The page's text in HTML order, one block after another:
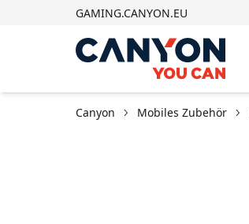
GAMING.CANYON.EU
Canyon Mobiles Zubehör